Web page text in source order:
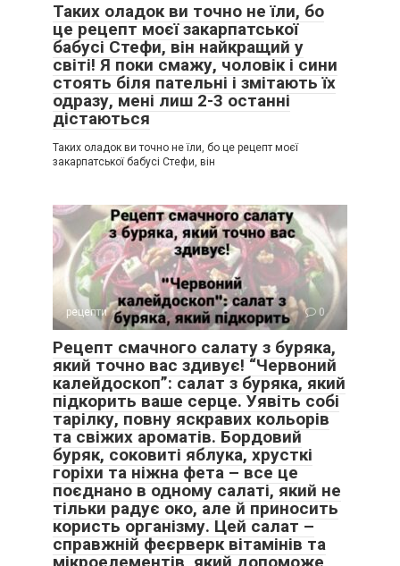
Таких оладок ви точно не їли, бо
це рецепт моєї закарпатської
бабусі Стефи, він найкращий у
світі! Я поки смажу, чоловік і сини
стоять біля пательні і змітають їх
одразу, мені лиш 2-3 останні
дістаються
Таких оладок ви точно не їли, бо це рецепт моєї
закарпатської бабусі Стефи, він
рецепти 0
Рецепт смачного салату з буряка,
який точно вас здивує! “Червоний
калейдоскоп”: салат з буряка, який
підкорить ваше серце. Уявіть собі
тарілку, повну яскравих кольорів
та свіжих ароматів. Бордовий
буряк, соковиті яблука, хрусткі
горіхи та ніжна фета – все це
поєднано в одному салаті, який не
тільки радує око, але й приносить
користь організму. Цей салат –
справжній феєрверк вітамінів та